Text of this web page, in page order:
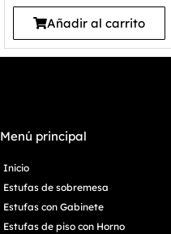
Añadir al carrito
Menú principal
Inicio
Estufas de sobremesa
Estufas con Gabinete
Estufas de piso con Horno